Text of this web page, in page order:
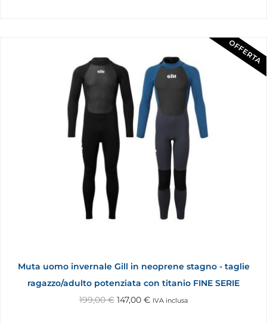
OFFERTA
Muta uomo invernale Gill in neoprene stagno - taglie
ragazzo/adulto potenziata con titanio FINE SERIE
199,00€ 147,00 € IVA inclusa